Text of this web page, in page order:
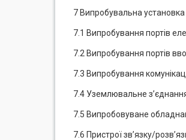
7 Випробувальна установка
7.1 Випробування портів
7.2 Випробування портів
7.3 Випробування
7.4 Уземлювальне
7.5 Випробовуване
7.6 Пристрої зв’язку/